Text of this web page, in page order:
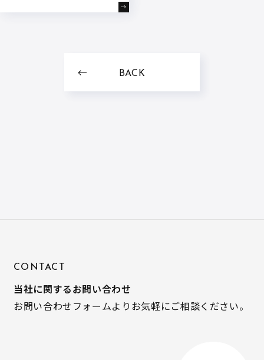
有頭うなぎの蒲焼』を7
月3日18:00～予約受付開
BACK
CONTACT
当社に関するお問い合わせ
お問い合わせフォームよりお気軽にご相談ください。